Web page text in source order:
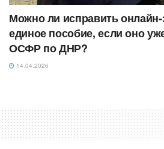
Можно ли исправить
единое пособие, если оно
ОСФР по ДНР?
14.04.2026